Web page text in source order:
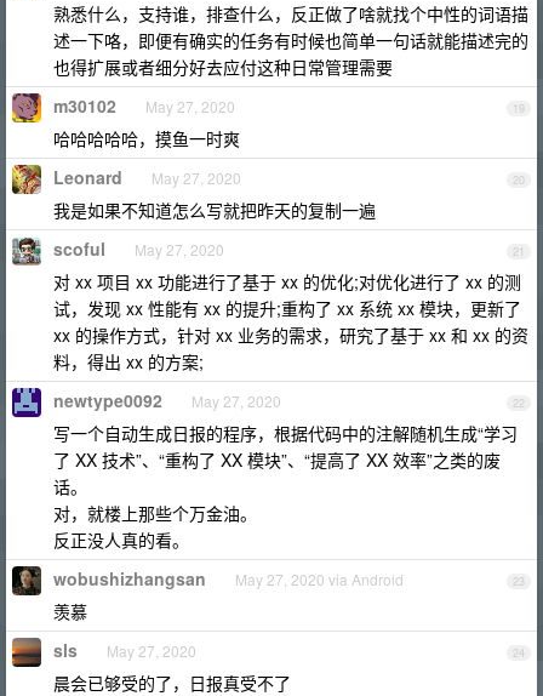
熟悉什么，支持谁，排查什么，反正做了啥就找个中性的词语描
述一下咯，即便有确实的任务有时候也简单一句话就能描述完的
也得扩展或者细分好去应付这种日常管理需要
19
m30102 May 27, 2020
哈哈哈哈哈，摸鱼一时爽
20
Leonard May 27, 2020
我是如果不知道怎么写就把昨天的复制一遍
21
scoful May 27, 2020
对 xx 项目 xx 功能进行了基于 xx 的优化;对优化进行了 xx 的测
试，发现 xx 性能有 xx 的提升;重构了 xx 系统 xx 模块，更新了
xx 的操作方式，针对 xx 业务的需求，研究了基于 xx 和 xx 的资
料，得出 xx 的方案;
22
newtype0092 May 27, 2020
写一个自动生成日报的程序，根据代码中的注解随机生成“学习
了 XX 技术”、“重构了 XX 模块”、“提高了 XX 效率”之类的废
话。
对，就楼上那些个万金油。
反正没人真的看。
23
wobushizhangsan May 27, 2020 via Android
羡慕
24
sls May 27, 2020
晨会已够受的了，日报真受不了